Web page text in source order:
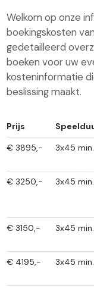
Welkom op onze
boekingskosten
gedetailleerd
boeken voor uw
kosteninformatie
beslissing maakt.
Prijs
€ 3895,- 3x45 min.
€ 3250,- 3x45 min.
€ 3150,- 3x45 min.
€ 4195,- 3x45 min.